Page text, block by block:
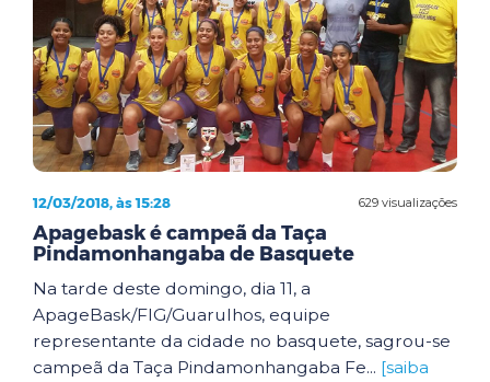
629 visualizações
12/03/2018, às 15:28
Apagebask é campeã da Taça
Pindamonhangaba de Basquete
Na tarde deste domingo, dia 11, a
ApageBask/FIG/Guarulhos, equipe
representante da cidade no basquete, sagrou-se
campeã da Taça Pindamonhangaba Fe... [saiba